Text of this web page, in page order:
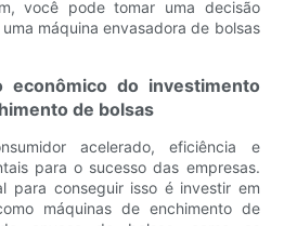
você pode tomar uma decisão
máquina envasadora de bolsas
econômico do investimento
de bolsas
acelerado, eficiência e
para o sucesso das empresas.
para conseguir isso é investir em
máquinas de enchimento de